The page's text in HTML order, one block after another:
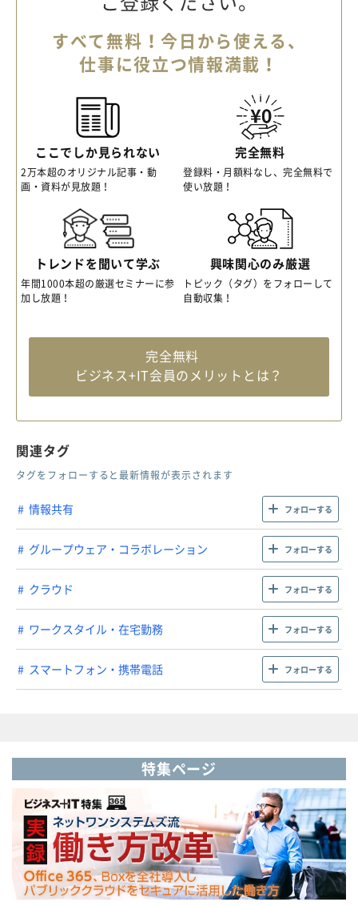
すべて無料！今日から使える、
仕事に役立つ情報満載！
ここでしか見られない
2万本超のオリジナル記事・動
画・資料が見放題！
完全無料
登録料・月額料なし、完全無料で
使い放題！
トレンドを聞いて学ぶ
年間1000本超の厳選セミナーに参
加し放題！
興味関心のみ厳選
トピック（タグ）をフォローして
自動収集！
完全無料
ビジネス+IT会員のメリットとは？
関連タグ
タグをフォローすると最新情報が表示されます
情報共有 フォローする
グループウェア・コラボレーション フォローする
クラウド フォローする
ワークスタイル・在宅勤務 フォローする
スマートフォン・携帯電話 フォローする
特集ページ